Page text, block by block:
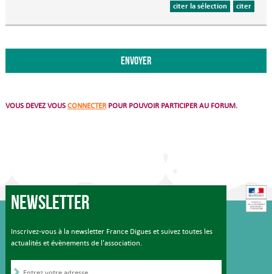
citer
citer la sélection
VOUS DEVEZ VOUS CONNECTERPOUR POUVOIR PARTICIPER AU FORUM.
Newsletter
Inscrivez-vous à la newsletter France Digues et suivez toutes les
actualités et évènements de l'association.